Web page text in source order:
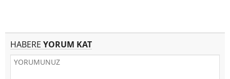
HABERE YORUM KAT